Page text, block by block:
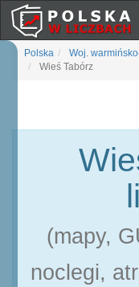
Polska Woj.
Wieś Tabórz
(mapy,
noclegi,